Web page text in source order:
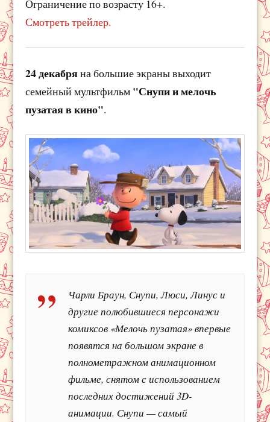
Ограничение по возрасту 16+.
Смотреть трейлер.
24 декабряна большие экраны выходит
семейный мультфильм "Снупи и мелочь
пузатая в кино".
Чарли Браун, Снупи, Люси, Линус и
другие полюбившиеся персонажи
комиксов «Мелочь пузатая» впервые
появятся на большом экране в
полнометражном анимационном
фильме, снятом с использованием
последних достижений 3D-
анимации. Снупи — самый